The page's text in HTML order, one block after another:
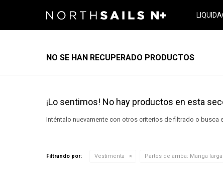
NO SE HAN RECUPERADO PRODUCTOS
¡Lo sentimos! No hay productos en esta
Inténtalo nuevamente con otros criterios de filtrado o
Filtrando por: Vestimenta Partes de arriba: Manga larga